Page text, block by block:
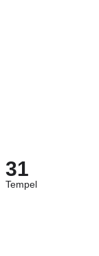
31
Tempel